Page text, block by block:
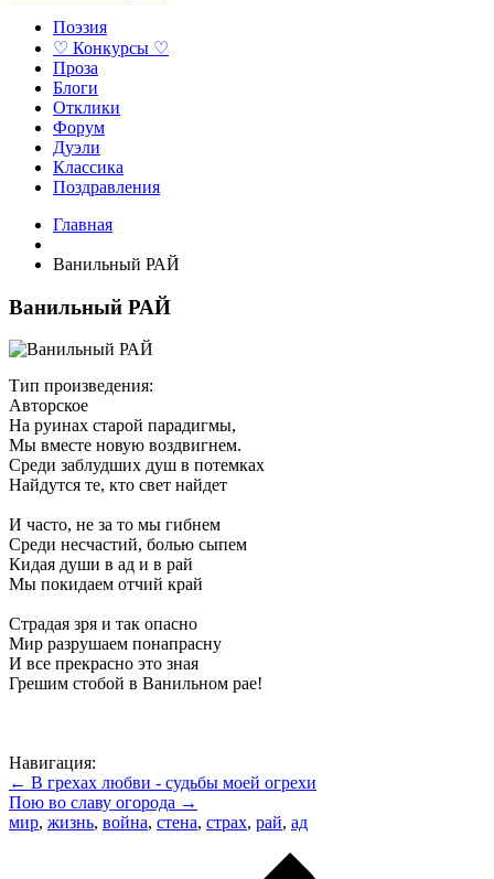
Поэзия
♡ Конкурсы ♡
Проза
Блоги
Отклики
Форум
Дуэли
Классика
Поздравления
Главная
Ванильный РАЙ
Ванильный РАЙ
Тип произведения:
Авторское
На руинах старой парадигмы,
Мы вместе новую воздвигнем.
Среди заблудших душ в потемках
Найдутся те, кто свет найдет
И часто, не за то мы гибнем
Среди несчастий, болью сыпем
Кидая души в ад и в рай
Мы покидаем отчий край
Страдая зря и так опасно
Мир разрушаем понапрасну
И все прекрасно это зная
Грешим стобой в Ванильном рае!
Навигация:
← В грехах любви - судьбы моей огрехи
Пою во славу огорода →
мир, жизнь, война, стена, страх, рай, ад